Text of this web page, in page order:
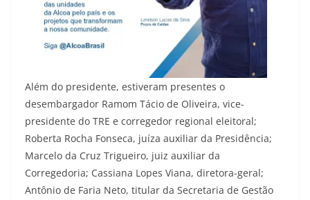
Além do presidente, estiveram presentes o
desembargador Ramom Tácio de Oliveira, vice-
presidente do TRE e corregedor regional eleitoral;
Roberta Rocha Fonseca, juíza auxiliar da Presidência;
Marcelo da Cruz Trigueiro, juiz auxiliar da
Corregedoria; Cassiana Lopes Viana, diretora-geral;
Antônio de Faria Neto, titular da Secretaria de Gestão